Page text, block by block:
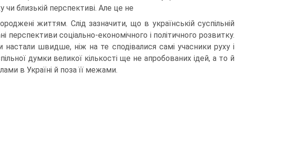
чи близькій перспективі. Але це не
життям. Слід зазначити, що в українській суспільній
соціально-економічного і політичного розвитку.
швидше, ніж на те сподівалися самі учасники руху і
думки великої кількості ще не апробованих ідей, а то й
в Україні й поза її межами.